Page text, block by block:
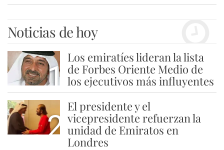
Noticias de hoy
1
Los emiratíes lideran la lista
de Forbes Oriente Medio de
los ejecutivos más influyentes
2
El presidente y el
vicepresidente refuerzan la
unidad de Emiratos en
Londres